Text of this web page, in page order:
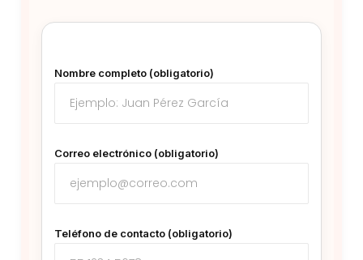
Nombre completo (obligatorio)
Correo electrónico (obligatorio)
Teléfono de contacto (obligatorio)